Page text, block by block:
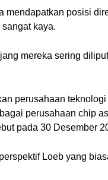
mendapatkan posisi
kaya.
mereka sering
perusahaan
perusahaan chip
pada 30 Desember
Loeb yang